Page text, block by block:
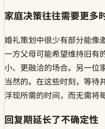
家庭决策往往需要更多
婚礼策划中很少有部分能像
一方父母可能希望维持旧有
小、更融洽的场合。另一位
当然的。在这些时刻，等待
浮现所需的时间，而无需将
回复期延长了不确定性